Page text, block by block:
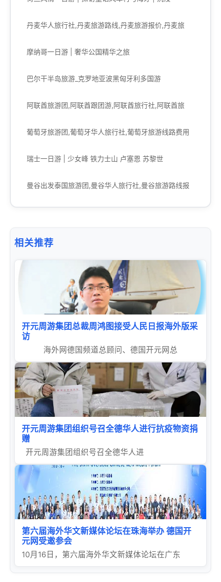
丹麦华人旅行社,丹麦旅游路线,丹麦旅游报价,丹麦旅
摩纳哥一日游 | 奢华公国精华之旅
巴尔干半岛旅游_克罗地亚波黑匈牙利多国游
阿联酋旅游团,阿联酋跟团游,阿联酋旅行社,阿联酋旅
葡萄牙旅游团,葡萄牙华人旅行社,葡萄牙旅游线路费用
瑞士一日游 | 少女峰 铁力士山 卢塞恩 苏黎世
曼谷出发泰国旅游团,曼谷华人旅行社,曼谷旅游路线报
相关推荐
开元周游集团总裁周鸿图接受人民日报海外版采
访
海外网德国频道总顾问、德国开元网总
开元周游集团组织号召全德华人进行抗疫物资捐
赠
开元周游集团组织号召全德华人进
第六届海外华文新媒体论坛在珠海举办 德国开
元网受邀参会
10月16日，第六届海外华文新媒体论坛在广东